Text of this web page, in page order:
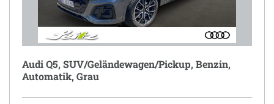
Audi Q5, SUV/Geländewagen/Pickup, Benzin,
Automatik, Grau